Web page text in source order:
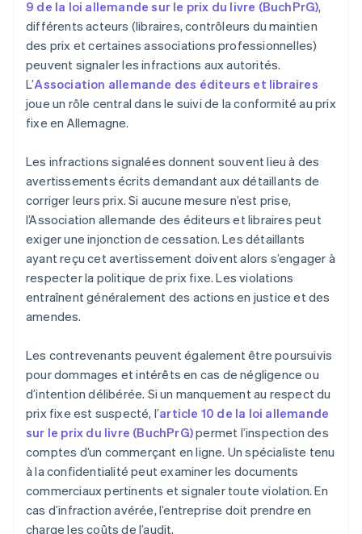
9 de la loi allemande sur le prix du livre (BuchPrG),
différents acteurs (libraires, contrôleurs du maintien
des prix et certaines associations professionnelles)
peuvent signaler les infractions aux autorités.
L’Association allemande des éditeurs et libraires
joue un rôle central dans le suivi de la conformité au prix
fixe en Allemagne.
Les infractions signalées donnent souvent lieu à des
avertissements écrits demandant aux détaillants de
corriger leurs prix. Si aucune mesure n’est prise,
l’Association allemande des éditeurs et libraires peut
exiger une injonction de cessation. Les détaillants
ayant reçu cet avertissement doivent alors s’engager à
respecter la politique de prix fixe. Les violations
entraînent généralement des actions en justice et des
amendes.
Les contrevenants peuvent également être poursuivis
pour dommages et intérêts en cas de négligence ou
d’intention délibérée. Si un manquement au respect du
prix fixe est suspecté, l’article 10 de la loi allemande
sur le prix du livre (BuchPrG)permet l’inspection des
comptes d’un commerçant en ligne. Un spécialiste tenu
à la confidentialité peut examiner les documents
commerciaux pertinents et signaler toute violation. En
cas d’infraction avérée, l’entreprise doit prendre en
charge les coûts de l’audit.